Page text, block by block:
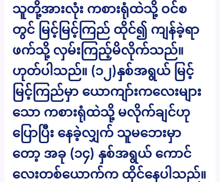
သူတို့အားလုံး ကစားရုံထဲသို့ ဝင်စ
တွင် မြင့်မြင့်ကြည် ထိုင်၍ ကျန်ခဲ့ရာ
ဖက်သို့ လှမ်းကြည့်မိလိုက်သည်။
ဟုတ်ပါသည်။ (၁၂)နှစ်အရွယ် မြင့်
မြင့်ကြည်မှာ ယောကျာ်းကလေးများ
သော ကစားရုံထဲသို့ မလိုက်ချင်ဟု
ပြောပြီး နေခဲ့လျှက် သူမဘေးမှာ
တော့ အခု (၁၄) နှစ်အရွယ် ကောင်
လေးတစ်ယောက်က ထိုင်နေပါသည်။